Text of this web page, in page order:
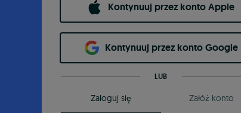
Kontynuuj przez konto Apple
Kontynuuj przez konto Google
LUB
Zaloguj się Załóż konto